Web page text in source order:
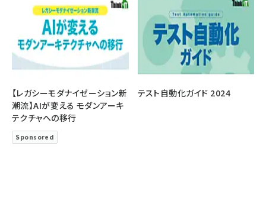
【レガシーモダナイゼーション新
潮流】AIが変える モダンアーキ
テクチャへの移行
Sponsored
テスト自動化ガイド 2024